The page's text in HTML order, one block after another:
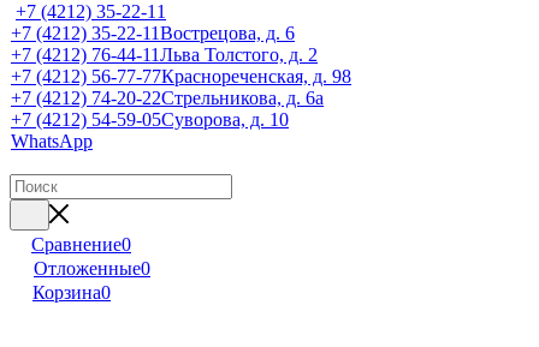
+7 (4212) 35-22-11
+7 (4212) 35-22-11Вострецова, д. 6
+7 (4212) 76-44-11Льва Толстого, д. 2
+7 (4212) 56-77-77Краснореченская, д. 98
+7 (4212) 74-20-22Стрельникова, д. 6а
+7 (4212) 54-59-05Суворова, д. 10
WhatsApp
Сравнение0
Отложенные0
Корзина0